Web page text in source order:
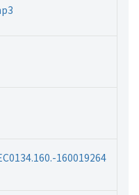
160019264